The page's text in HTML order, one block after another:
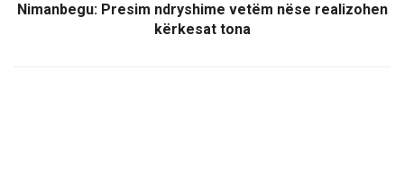
Nimanbegu: Presim ndryshime vetëm nëse realizohen
kërkesat tona